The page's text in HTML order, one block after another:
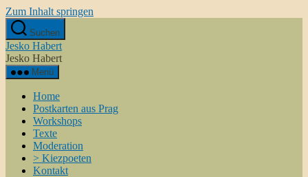
Zum Inhalt springen
Suchen
Jesko Habert
Jesko Habert
Menü
Home
Postkarten aus Prag
Workshops
Texte
Moderation
> Kiezpoeten
Kontakt